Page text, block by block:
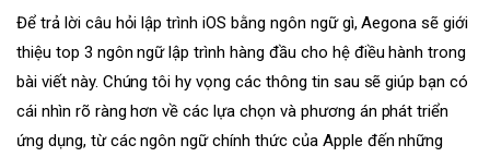
Để trả lời câu hỏi lập trình iOS bằng ngôn ngữ gì, Aegona sẽ giới
thiệu top 3 ngôn ngữ lập trình hàng đầu cho hệ điều hành trong
bài viết này. Chúng tôi hy vọng các thông tin sau sẽ giúp bạn có
cái nhìn rõ ràng hơn về các lựa chọn và phương án phát triển
ứng dụng, từ các ngôn ngữ chính thức của Apple đến những